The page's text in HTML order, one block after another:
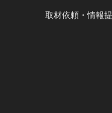
取材依頼・情報提